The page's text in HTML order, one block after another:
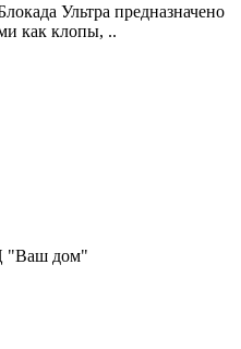
Ультра предназначено
как клопы, ..
"Ваш дом"